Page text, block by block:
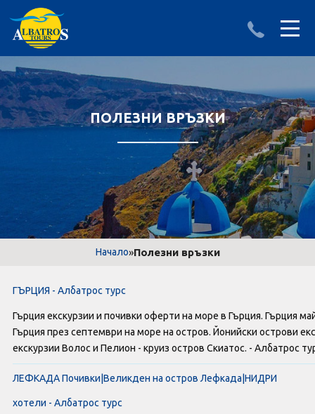
ДЕСТИНАЦИИ
АЛБАНИЯ
ТУРЦИЯ
LAST MINUTE оферти
Оферти За Нова Година
Септемврийски Празници
ИЗПРАТИ ЗАПИТВАНЕ
ПОЛЕЗНИ ВРЪЗКИ
Начало»Полезни връзки
ГЪРЦИЯ - Албатрос турс
Гърция екскурзии и почивки оферти на море в Гърция. Гърция
Гърция през септември на море на остров. Йонийски острови
екскурзии Волос и Пелион - круиз остров Скиатос. - Албатрос
ЛЕФКАДА Почивки|Великден на остров Лефкада|НИДРИ
хотели - Албатрос турс